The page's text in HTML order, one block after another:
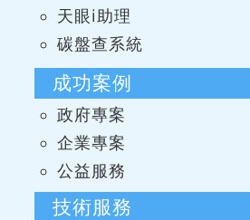
天眼i助理
碳盤查系統
成功案例
政府專案
企業專案
公益服務
技術服務